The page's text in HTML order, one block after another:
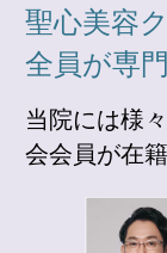
聖心美容
全員が専
当院には様
会会員が在